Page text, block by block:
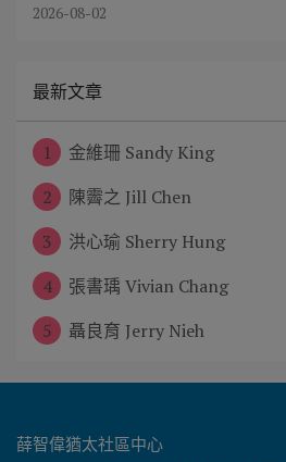
2026-08-02
最新文章
1
金維珊 Sandy King
2
陳霽之 Jill Chen
3
洪心瑜 Sherry Hung
4
張書瑀 Vivian Chang
5
聶良育 Jerry Nieh
薛智偉猶太社區中心